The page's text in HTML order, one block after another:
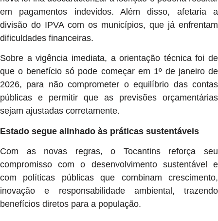
em pagamentos indevidos. Além disso, afetaria a
divisão do IPVA com os municípios, que já enfrentam
dificuldades financeiras.
Sobre a vigência imediata, a orientação técnica foi de
que o benefício só pode começar em 1º de janeiro de
2026, para não comprometer o equilíbrio das contas
públicas e permitir que as previsões orçamentárias
sejam ajustadas corretamente.
Estado segue alinhado às práticas sustentáveis
Com as novas regras, o Tocantins reforça seu
compromisso com o desenvolvimento sustentável e
com políticas públicas que combinam crescimento,
inovação e responsabilidade ambiental, trazendo
benefícios diretos para a população.